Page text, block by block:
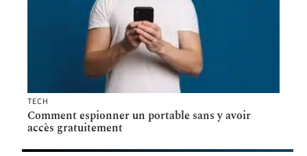
TECH
Comment espionner un portable sans y avoir
accès gratuitement